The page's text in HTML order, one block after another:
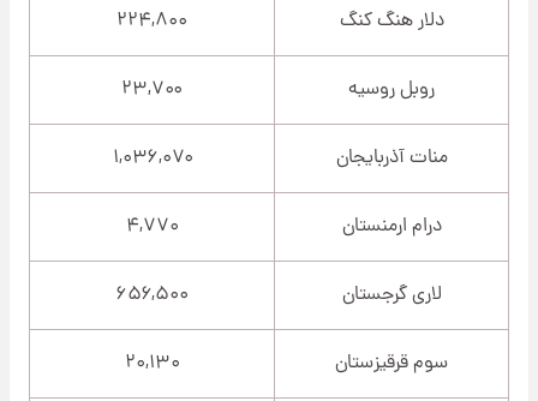
دلار هنگ کنگ ۲۲۴,۸۰۰
روبل روسیه ۲۳,۷۰۰
منات آذربایجان ۱,۰۳۶,۰۷۰
درام ارمنستان ۴,۷۷۰
لاری گرجستان ۶۵۶,۵۰۰
سوم قرقیزستان ۲۰,۱۳۰